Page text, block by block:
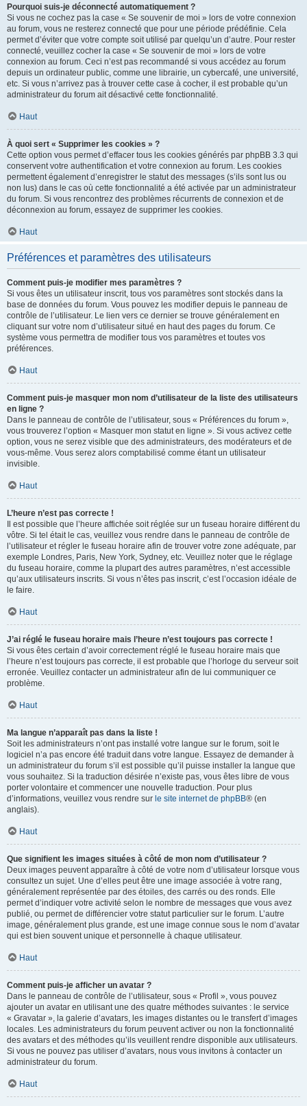
Pourquoi suis-je déconnecté automatiquement ?
Si vous ne cochez pas la case « Se souvenir de moi » lors de votre connexion
au forum, vous ne resterez connecté que pour une période prédéfinie. Cela
permet d’éviter que votre compte soit utilisé par quelqu’un d’autre. Pour rester
connecté, veuillez cocher la case « Se souvenir de moi » lors de votre
connexion au forum. Ceci n’est pas recommandé si vous accédez au forum
depuis un ordinateur public, comme une librairie, un cybercafé, une université,
etc. Si vous n’arrivez pas à trouver cette case à cocher, il est probable qu’un
administrateur du forum ait désactivé cette fonctionnalité.
Haut
À quoi sert « Supprimer les cookies » ?
Cette option vous permet d’effacer tous les cookies générés par phpBB 3.3 qui
conservent votre authentification et votre connexion au forum. Les cookies
permettent également d’enregistrer le statut des messages (s’ils sont lus ou
non lus) dans le cas où cette fonctionnalité a été activée par un administrateur
du forum. Si vous rencontrez des problèmes récurrents de connexion et de
déconnexion au forum, essayez de supprimer les cookies.
Haut
Préférences et paramètres des utilisateurs
Comment puis-je modifier mes paramètres ?
Si vous êtes un utilisateur inscrit, tous vos paramètres sont stockés dans la
base de données du forum. Vous pouvez les modifier depuis le panneau de
contrôle de l’utilisateur. Le lien vers ce dernier se trouve généralement en
cliquant sur votre nom d’utilisateur situé en haut des pages du forum. Ce
système vous permettra de modifier tous vos paramètres et toutes vos
préférences.
Haut
Comment puis-je masquer mon nom d’utilisateur de la liste des utilisateurs
en ligne ?
Dans le panneau de contrôle de l’utilisateur, sous « Préférences du forum »,
vous trouverez l’option « Masquer mon statut en ligne ». Si vous activez cette
option, vous ne serez visible que des administrateurs, des modérateurs et de
vous-même. Vous serez alors comptabilisé comme étant un utilisateur
invisible.
Haut
L’heure n’est pas correcte !
Il est possible que l’heure affichée soit réglée sur un fuseau horaire différent du
vôtre. Si tel était le cas, veuillez vous rendre dans le panneau de contrôle de
l’utilisateur et régler le fuseau horaire afin de trouver votre zone adéquate, par
exemple Londres, Paris, New York, Sydney, etc. Veuillez noter que le réglage
du fuseau horaire, comme la plupart des autres paramètres, n’est accessible
qu’aux utilisateurs inscrits. Si vous n’êtes pas inscrit, c’est l’occasion idéale de
le faire.
Haut
J’ai réglé le fuseau horaire mais l’heure n’est toujours pas correcte !
Si vous êtes certain d’avoir correctement réglé le fuseau horaire mais que
l’heure n’est toujours pas correcte, il est probable que l’horloge du serveur soit
erronée. Veuillez contacter un administrateur afin de lui communiquer ce
problème.
Haut
Ma langue n’apparaît pas dans la liste !
Soit les administrateurs n’ont pas installé votre langue sur le forum, soit le
logiciel n’a pas encore été traduit dans votre langue. Essayez de demander à
un administrateur du forum s’il est possible qu’il puisse installer la langue que
vous souhaitez. Si la traduction désirée n’existe pas, vous êtes libre de vous
porter volontaire et commencer une nouvelle traduction. Pour plus
d’informations, veuillez vous rendre sur le site internet de phpBB® (en
anglais).
Haut
Que signifient les images situées à côté de mon nom d’utilisateur ?
Deux images peuvent apparaître à côté de votre nom d’utilisateur lorsque vous
consultez un sujet. Une d’elles peut être une image associée à votre rang,
généralement représentée par des étoiles, des carrés ou des ronds. Elle
permet d’indiquer votre activité selon le nombre de messages que vous avez
publié, ou permet de différencier votre statut particulier sur le forum. L’autre
image, généralement plus grande, est une image connue sous le nom d’avatar
qui est bien souvent unique et personnelle à chaque utilisateur.
Haut
Comment puis-je afficher un avatar ?
Dans le panneau de contrôle de l’utilisateur, sous « Profil », vous pouvez
ajouter un avatar en utilisant une des quatre méthodes suivantes : le service
« Gravatar », la galerie d’avatars, les images distantes ou le transfert d’images
locales. Les administrateurs du forum peuvent activer ou non la fonctionnalité
des avatars et des méthodes qu’ils veuillent rendre disponible aux utilisateurs.
Si vous ne pouvez pas utiliser d’avatars, nous vous invitons à contacter un
administrateur du forum.
Haut